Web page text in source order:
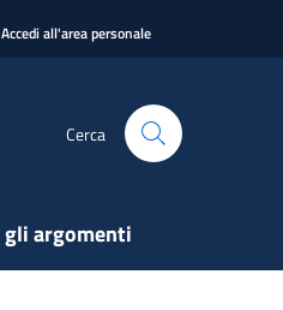
Accedi all'area personale
Cerca
argomenti